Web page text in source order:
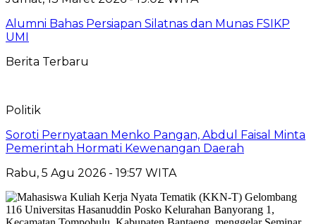
Alumni Bahas Persiapan Silatnas dan Munas FSIKP
UMI
Berita Terbaru
Politik
Soroti Pernyataan Menko Pangan, Abdul Faisal Minta
Pemerintah Hormati Kewenangan Daerah
Rabu, 5 Agu 2026 - 19:57 WITA